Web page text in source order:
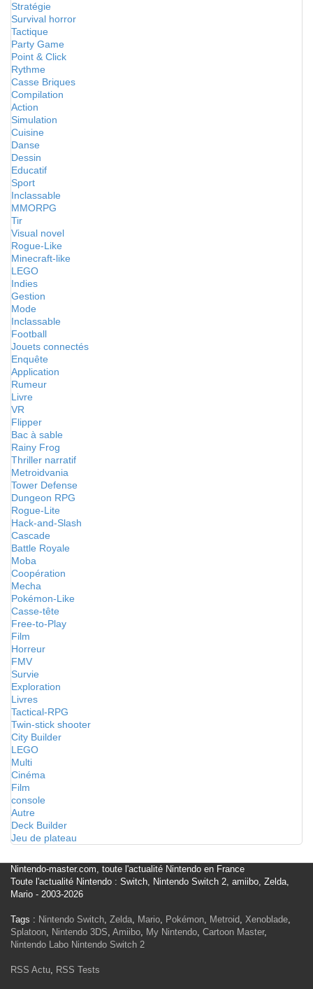
Stratégie
Survival horror
Tactique
Party Game
Point & Click
Rythme
Casse Briques
Compilation
Action
Simulation
Cuisine
Danse
Dessin
Educatif
Sport
Inclassable
MMORPG
Tir
Visual novel
Rogue-Like
Minecraft-like
LEGO
Indies
Gestion
Mode
Inclassable
Football
Jouets connectés
Enquête
Application
Rumeur
Livre
VR
Flipper
Bac à sable
Rainy Frog
Thriller narratif
Metroidvania
Tower Defense
Dungeon RPG
Rogue-Lite
Hack-and-Slash
Cascade
Battle Royale
Moba
Coopération
Mecha
Pokémon-Like
Casse-tête
Free-to-Play
Film
Horreur
FMV
Survie
Exploration
Livres
Tactical-RPG
Twin-stick shooter
City Builder
LEGO
Multi
Cinéma
Film
console
Autre
Deck Builder
Jeu de plateau
Nintendo-master.com, toute l'actualité Nintendo en France
Toute l'actualité Nintendo : Switch, Nintendo Switch 2, amiibo, Zelda,
Mario - 2003-2026
Tags : Nintendo Switch, Zelda, Mario, Pokémon, Metroid, Xenoblade,
Splatoon, Nintendo 3DS, Amiibo, My Nintendo, Cartoon Master,
Nintendo Labo Nintendo Switch 2
RSS Actu, RSS Tests